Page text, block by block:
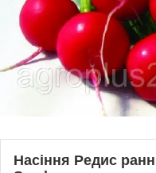
Насіння Редис